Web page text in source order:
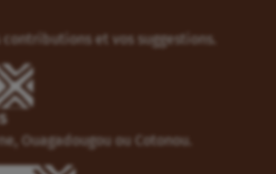
contributions et vos suggestions.
Ouagadougou ou Cotonou.